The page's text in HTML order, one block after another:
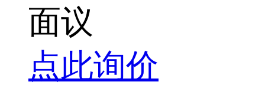
面议
点此询价